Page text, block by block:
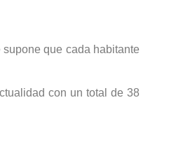
que cada habitante
con un total de 38